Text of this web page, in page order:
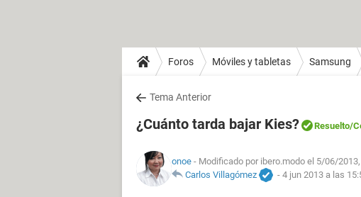
Foros Móviles y tabletas Samsung
Tema Anterior
¿Cuánto tarda bajar Kies? Resuelto/
onoe - Modificado por ibero.modo el 5/06/
Carlos Villagómez
- 4 jun 2013 a las